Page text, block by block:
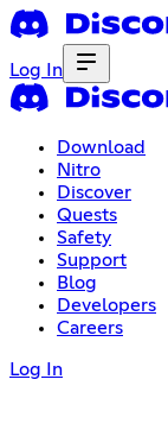
Log In
Download
Nitro
Discover
Quests
Safety
Support
Blog
Developers
Careers
Log In